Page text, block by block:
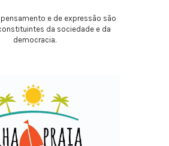
e de expressão são
da sociedade e da
democracia.